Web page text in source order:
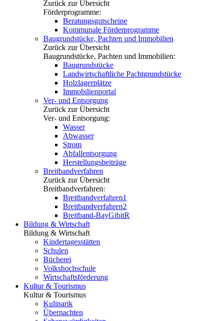
Zurück zur Übersicht
Förderprogramme:
Beratungsgutscheine
Kommunale Förderprogramme
Baugrundstücke, Pachten und Immobilien
Zurück zur Übersicht
Baugrundstücke, Pachten und Immobilien:
Baugrundstücke
Landwirtschaftliche Pachtgrundstücke
Holzlagerplätze
Immobilienportal
Ver- und Entsorgung
Zurück zur Übersicht
Ver- und Entsorgung:
Wasser
Abwasser
Strom
Abfallentsorgung
Herstellungsbeiträge
Breitbandverfahren
Zurück zur Übersicht
Breitbandverfahren:
Breitbandverfahren1
Breitbandverfahren2
Breitband-BayGibitR
Bildung & Wirtschaft
Bildung & Wirtschaft
Kindertagesstätten
Schulen
Bücherei
Volkshochschule
Wirtschaftsförderung
Kultur & Tourismus
Kultur & Tourismus
Kulinarik
Übernachten